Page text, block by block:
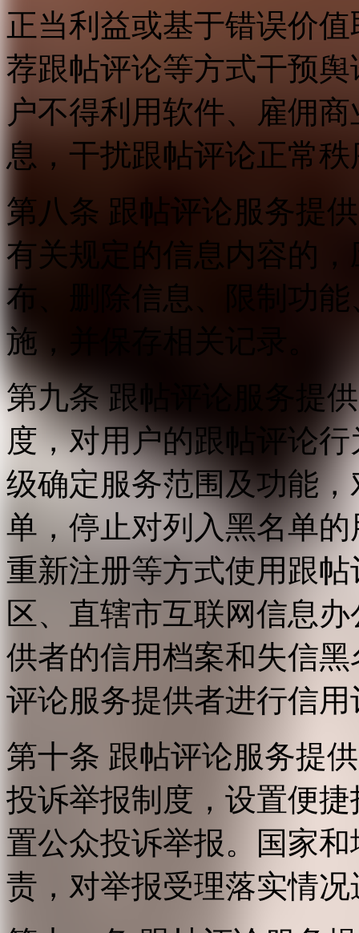
正当利益或基于错误价
荐跟帖评论等方式干预
户不得利用软件、雇佣
息，干扰跟帖评论正常
第八条 跟帖评论服务提
有关规定的信息内容的
布、删除信息、限制功
施，并保存相关记录。
第九条 跟帖评论服务提
度，对用户的跟帖评论
级确定服务范围及功能
单，停止对列入黑名单
重新注册等方式使用跟
区、直辖市互联网信息
供者的信用档案和失信
评论服务提供者进行信用
第十条 跟帖评论服务提
投诉举报制度，设置便
置公众投诉举报。国家
责，对举报受理落实情